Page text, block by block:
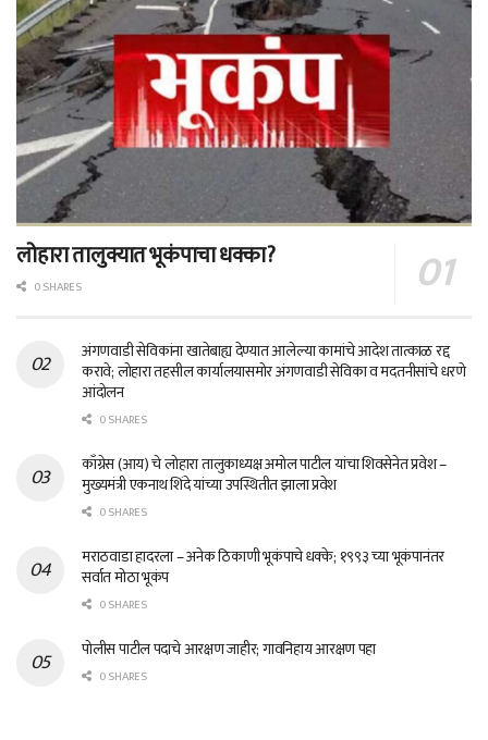
लोहारा तालुक्यात भूकंपाचा धक्का?
0 SHARES
अंगणवाडी सेविकांना खातेबाह्य देण्यात आलेल्या कामांचे आदेश तात्काळ रद्द
करावे; लोहारा तहसील कार्यालयासमोर अंगणवाडी सेविका व मदतनीसांचे धरणे
आंदोलन
0 SHARES
काँग्रेस (आय) चे लोहारा तालुकाध्यक्ष अमोल पाटील यांचा शिवसेनेत प्रवेश –
मुख्यमंत्री एकनाथ शिंदे यांच्या उपस्थितीत झाला प्रवेश
0 SHARES
मराठवाडा हादरला – अनेक ठिकाणी भूकंपाचे धक्के; १९९३ च्या भूकंपानंतर
सर्वात मोठा भूकंप
0 SHARES
पोलीस पाटील पदाचे आरक्षण जाहीर; गावनिहाय आरक्षण पहा
0 SHARES